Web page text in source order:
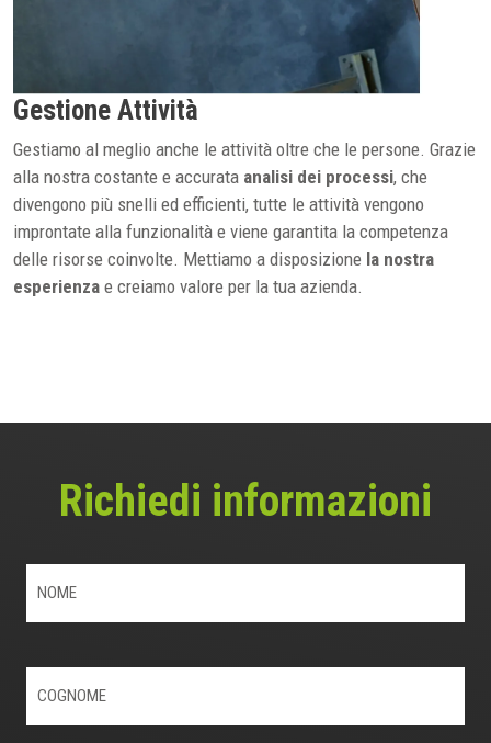
Gestione Attività
Gestiamo al meglio anche le attività oltre che le persone. Grazie
alla nostra costante e accurata analisi dei processi, che
divengono più snelli ed efficienti, tutte le attività vengono
improntate alla funzionalità e viene garantita la competenza
delle risorse coinvolte. Mettiamo a disposizione la nostra
esperienza e creiamo valore per la tua azienda.
Richiedi informazioni